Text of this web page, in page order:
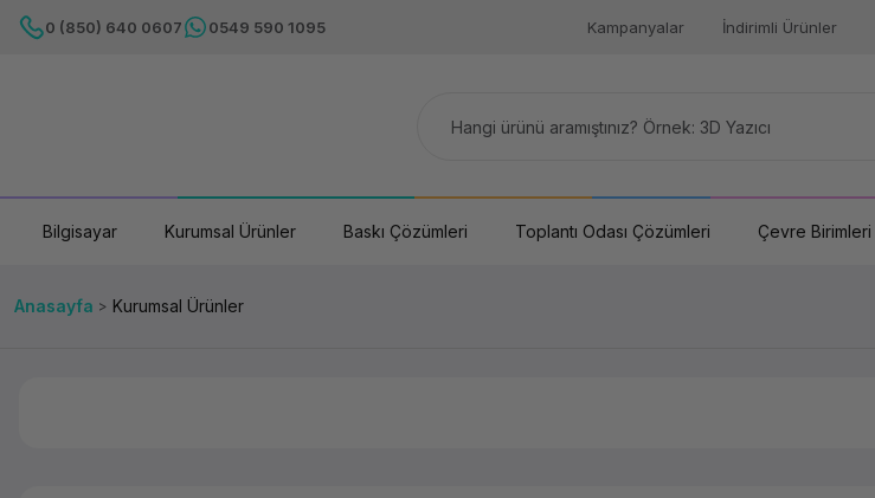
0 (850) 640 0607 0549 590 1095 Kampanyalar İndirimli Ürünler
Bilgisayar Kurumsal Ürünler Baskı Çözümleri Toplantı Odası Çözümleri Çevre Birimleri
Anasayfa Kurumsal Ürünler